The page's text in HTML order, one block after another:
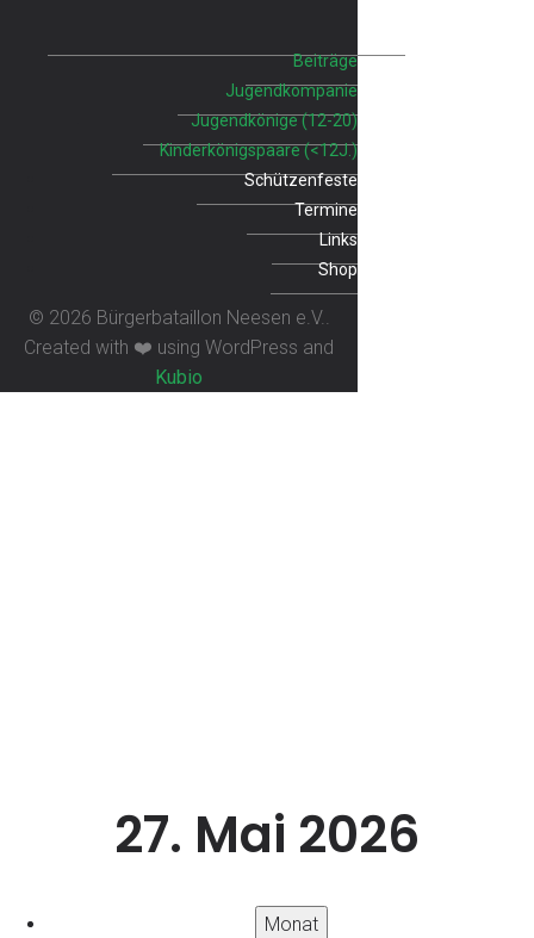
Beiträge
Jugendkompanie
Jugendkönige (12-20)
Kinderkönigspaare (<12J.)
Schützenfeste
Termine
Links
Shop
© 2026 Bürgerbataillon Neesen e.V..
Created with ❤️ using WordPress and
Kubio
27. Mai 2026
Monat